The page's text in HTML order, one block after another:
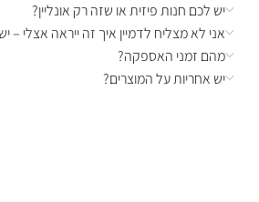
יש לכם חנות פיזית או שזה רק אונליין?
אני לא מצליח לדמיין איך זה ייראה אצלי –
מהם זמני האספקה?
יש אחריות על המוצרים?